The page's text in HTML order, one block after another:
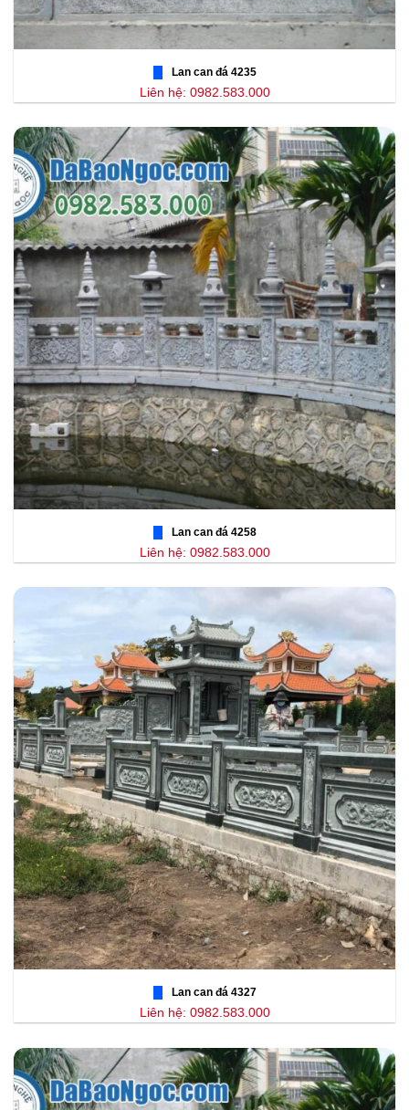
Lan can đá 4235
Liên hệ: 0982.583.000
Lan can đá 4258
Liên hệ: 0982.583.000
Lan can đá 4327
Liên hệ: 0982.583.000